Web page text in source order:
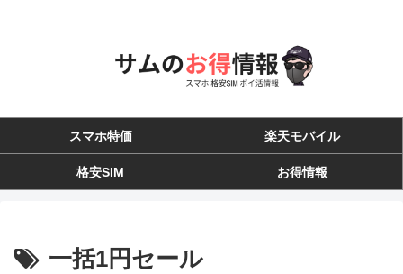
スマホ特価 楽天モバイル
格安SIM お得情報
一括1円セール